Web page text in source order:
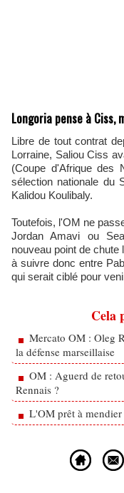
Longoria pense à Ciss,
Libre de tout contrat depuis son départ de l'ASNL - AS Nancy
Lorraine, Saliou Ciss
(Coupe d'Afrique des
sélection nationale du
Kalidou Koulibaly.
Toutefois, l'OM ne
Jordan Amavi ou
nouveau point de
à suivre donc entre
qui serait ciblé pour
Cela
Mercato OM : Oleg
la défense marseillaise
OM : Aguerd de
Rennais ?
L'OM prêt à